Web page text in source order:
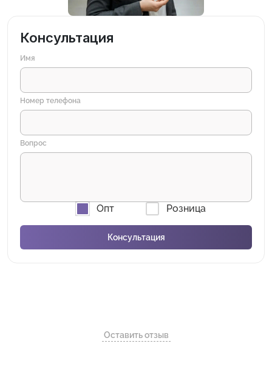
Консультация
Имя
Номер телефона
Вопрос
Опт Розница
Оставить отзыв